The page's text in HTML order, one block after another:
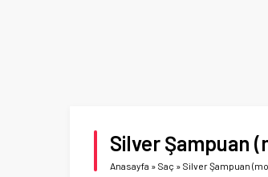
Silver Şampuan
Anasayfa » Saç » Silver Şampuan